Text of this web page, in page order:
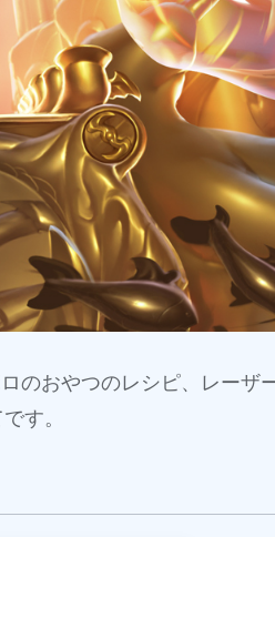
のおやつのレシピ、レーザ
す。